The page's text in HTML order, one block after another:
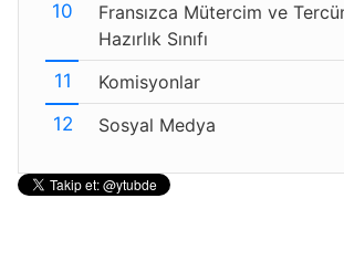
Fransızca Mütercim ve
Hazırlık Sınıfı
Komisyonlar
Sosyal Medya